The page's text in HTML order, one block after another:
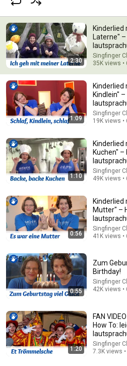
Subscribe
Try YouTube Kids
An app made just for kids
Shorts
FRÜHLING 🌷
Gebärden
#flohimohrtv
151K views 226K views
2:30
Kinderlied
Laterne" –
Singfinger
35K views
1:09
Kinderlied
Kindlein"
Singfinger
19K views
1:10
Kinderlied
Kuchen" –
Singfinger
49K views
0:56
Kinderlied
Mutter" –
Singfinger
41K views
0:55
Zum
Birthday!
Singfinger
42K views
1:20
FAN
How To:
Singfinger
7.3K views